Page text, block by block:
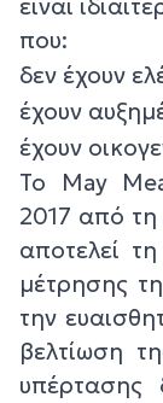
είναι
που:
δεν έχουν
έχουν
έχουν
Το May
2017 από τη
αποτελεί
μέτρησης
την
βελτίωση
υπέρτασης